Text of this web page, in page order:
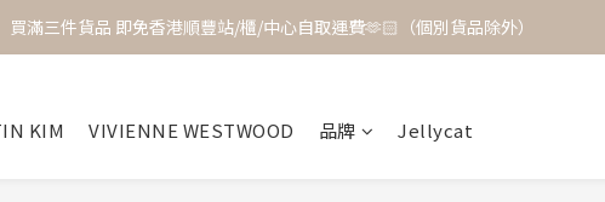
買滿三件貨品 即免香港順豐站/櫃/中心自取運費🫶🏻（個別貨品除外）
KIM VIVIENNE WESTWOOD 品牌 Jellycat